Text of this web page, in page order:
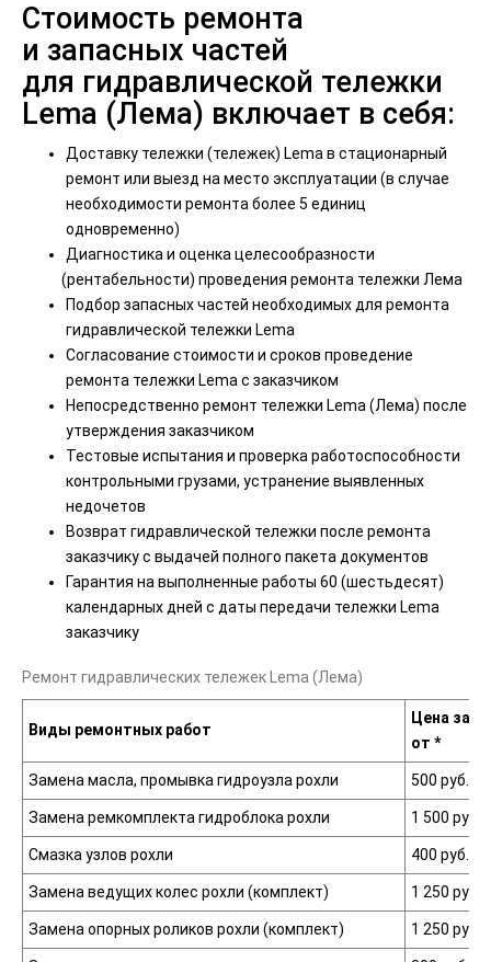
Стоимость ремонта
и запасных частей
для гидравлической тележки
Lema (Лема) включает в себя:
Доставку тележки (тележек) Lema в стационарный
ремонт или выезд на место эксплуатации (в случае
необходимости ремонта более 5 единиц
одновременно)
Диагностика и оценка целесообразности
(рентабельности) проведения ремонта тележки Лема
Подбор запасных частей необходимых для ремонта
гидравлической тележки Lema
Согласование стоимости и сроков проведение
ремонта тележки Lema с заказчиком
Непосредственно ремонт тележки Lema (Лема) после
утверждения заказчиком
Тестовые испытания и проверка работоспособности
контрольными грузами, устранение выявленных
недочетов
Возврат гидравлической тележки после ремонта
заказчику с выдачей полного пакета документов
Гарантия на выполненные работы 60 (шестьдесят)
календарных дней с даты передачи тележки Lema
заказчику
Ремонт гидравлических тележек Lema (Лема)
Виды ремонтных работ
Цена за
от *
Замена масла, промывка гидроузла рохли 500 руб.
Замена ремкомплекта гидроблока рохли 1 500 руб.
Смазка узлов рохли 400 руб.
Замена ведущих колес рохли (комплект) 1 250 руб.
Замена опорных роликов рохли (комплект) 1 250 руб.